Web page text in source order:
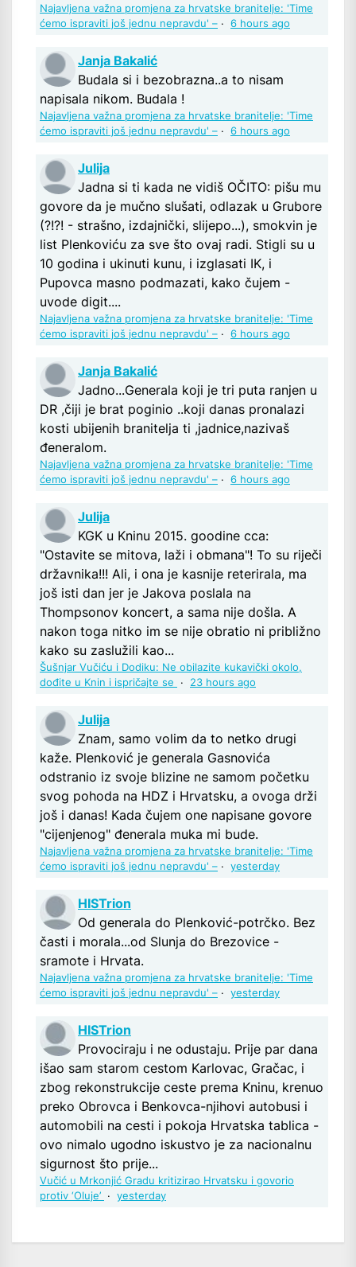
Najavljena važna promjena za hrvatske branitelje: 'Time
ćemo ispraviti još jednu nepravdu' – · 6 hours ago
Janja Bakalić
Budala si i bezobrazna..a to nisam
napisala nikom. Budala !
Najavljena važna promjena za hrvatske branitelje: 'Time
ćemo ispraviti još jednu nepravdu' – · 6 hours ago
Julija
Jadna si ti kada ne vidiš OČITO: pišu mu
govore da je mučno slušati, odlazak u Grubore
(?!?! - strašno, izdajnički, slijepo...), smokvin je
list Plenkoviću za sve što ovaj radi. Stigli su u
10 godina i ukinuti kunu, i izglasati IK, i
Pupovca masno podmazati, kako čujem -
uvode digit....
Najavljena važna promjena za hrvatske branitelje: 'Time
ćemo ispraviti još jednu nepravdu' – · 6 hours ago
Janja Bakalić
Jadno...Generala koji je tri puta ranjen u
DR ,čiji je brat poginio ..koji danas pronalazi
kosti ubijenih branitelja ti ,jadnice,nazivaš
đeneralom.
Najavljena važna promjena za hrvatske branitelje: 'Time
ćemo ispraviti još jednu nepravdu' – · 6 hours ago
Julija
KGK u Kninu 2015. goodine cca:
"Ostavite se mitova, laži i obmana"! To su riječi
državnika!!! Ali, i ona je kasnije reterirala, ma
još isti dan jer je Jakova poslala na
Thompsonov koncert, a sama nije došla. A
nakon toga nitko im se nije obratio ni približno
kako su zaslužili kao...
Šušnjar Vučiću i Dodiku: Ne obilazite kukavički okolo,
dođite u Knin i ispričajte se
· 23 hours ago
Julija
Znam, samo volim da to netko drugi
kaže. Plenković je generala Gasnovića
odstranio iz svoje blizine ne samom početku
svog pohoda na HDZ i Hrvatsku, a ovoga drži
još i danas! Kada čujem one napisane govore
"cijenjenog" đenerala muka mi bude.
Najavljena važna promjena za hrvatske branitelje: 'Time
ćemo ispraviti još jednu nepravdu' – · yesterday
HISTrion
Od generala do Plenković-potrčko. Bez
časti i morala...od Slunja do Brezovice -
sramote i Hrvata.
Najavljena važna promjena za hrvatske branitelje: 'Time
ćemo ispraviti još jednu nepravdu' – · yesterday
HISTrion
Provociraju i ne odustaju. Prije par dana
išao sam starom cestom Karlovac, Gračac, i
zbog rekonstrukcije ceste prema Kninu, krenuo
preko Obrovca i Benkovca-njihovi autobusi i
automobili na cesti i pokoja Hrvatska tablica -
ovo nimalo ugodno iskustvo je za nacionalnu
sigurnost što prije...
Vučić u Mrkonjić Gradu kritizirao Hrvatsku i govorio
protiv ‘Oluje’ · yesterday